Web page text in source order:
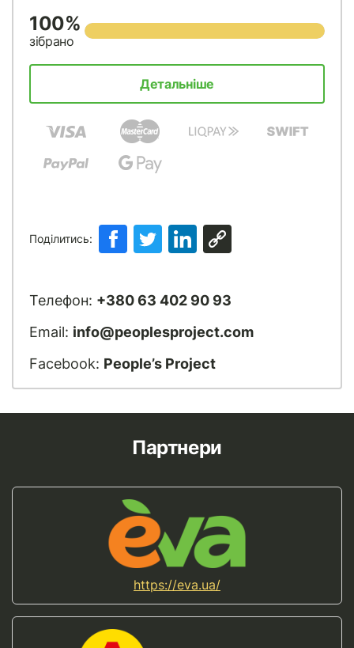
100%
зібрано
Детальніше
Поділитись:
Телефон: +380 63 402 90 93
Email: info@peoplesproject.com
Facebook: People’s Project
Партнери
https://eva.ua/